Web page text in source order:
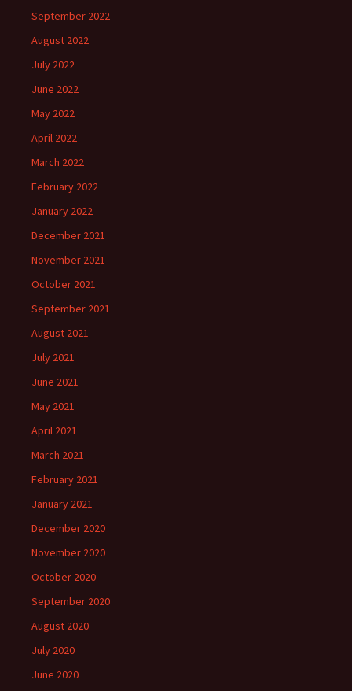
September 2022
August 2022
July 2022
June 2022
May 2022
April 2022
March 2022
February 2022
January 2022
December 2021
November 2021
October 2021
September 2021
August 2021
July 2021
June 2021
May 2021
April 2021
March 2021
February 2021
January 2021
December 2020
November 2020
October 2020
September 2020
August 2020
July 2020
June 2020